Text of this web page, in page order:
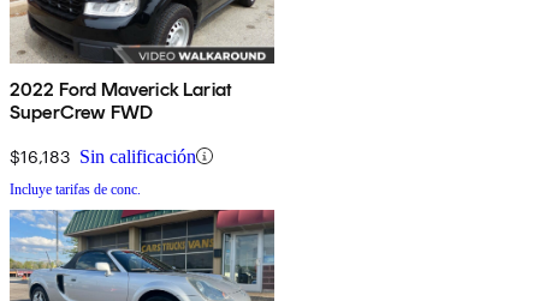
2022 Ford Maverick Lariat
SuperCrew FWD
$16,183 Sin calificación
Incluye tarifas de conc.